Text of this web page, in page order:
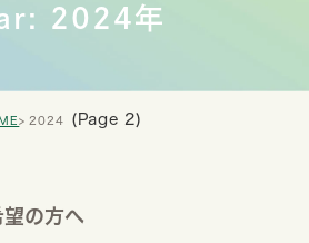
2024年
2024 (Page 2)
の方へ